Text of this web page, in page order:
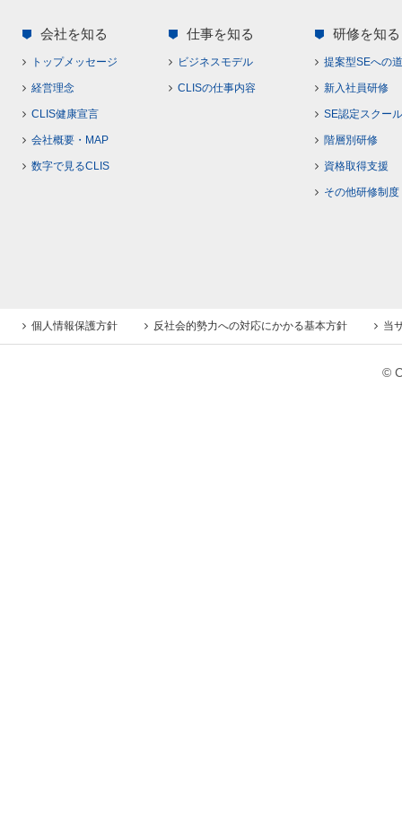
会社を知る
トップメッセージ
経営理念
CLIS健康宣言
会社概要・MAP
数字で見るCLIS
仕事を知る
ビジネスモデル
CLISの仕事内容
研修を知る
提案型SEへの道
新入社員研修
SE認定スクール
階層別研修
資格取得支援
その他研修制度
個人情報保護方針 反社会的勢力への対応にかかる基本方針 当
©